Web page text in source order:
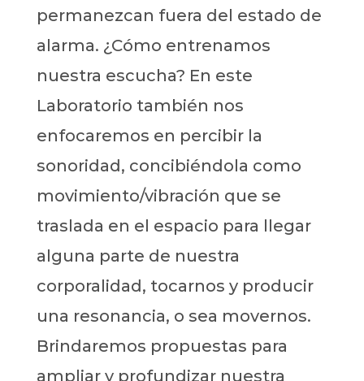
permanezcan fuera del estado de
alarma. ¿Cómo entrenamos
nuestra escucha? En este
Laboratorio también nos
enfocaremos en percibir la
sonoridad, concibiéndola como
movimiento/vibración que se
traslada en el espacio para llegar
alguna parte de nuestra
corporalidad, tocarnos y producir
una resonancia, o sea movernos.
Brindaremos propuestas para
ampliar y profundizar nuestra